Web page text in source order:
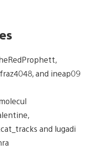
and ineap09
and lugadi